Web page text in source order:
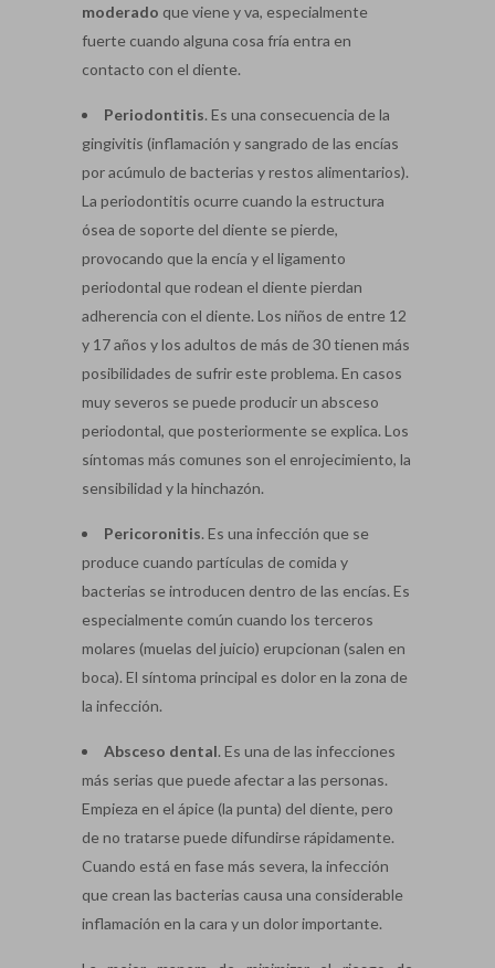
moderado que viene y va, especialmente
fuerte cuando alguna cosa fría entra en
contacto con el diente.
Periodontitis. Es una consecuencia de la
gingivitis (inflamación y sangrado de las encías
por acúmulo de bacterias y restos alimentarios).
La periodontitis ocurre cuando la estructura
ósea de soporte del diente se pierde,
provocando que la encía y el ligamento
periodontal que rodean el diente pierdan
adherencia con el diente. Los niños de entre 12
y 17 años y los adultos de más de 30 tienen más
posibilidades de sufrir este problema. En casos
muy severos se puede producir un absceso
periodontal, que posteriormente se explica. Los
síntomas más comunes son el enrojecimiento, la
sensibilidad y la hinchazón.
Pericoronitis. Es una infección que se
produce cuando partículas de comida y
bacterias se introducen dentro de las encías. Es
especialmente común cuando los terceros
molares (muelas del juicio) erupcionan (salen en
boca). El síntoma principal es dolor en la zona de
la infección.
Absceso dental. Es una de las infecciones
más serias que puede afectar a las personas.
Empieza en el ápice (la punta) del diente, pero
de no tratarse puede difundirse rápidamente.
Cuando está en fase más severa, la infección
que crean las bacterias causa una considerable
inflamación en la cara y un dolor importante.